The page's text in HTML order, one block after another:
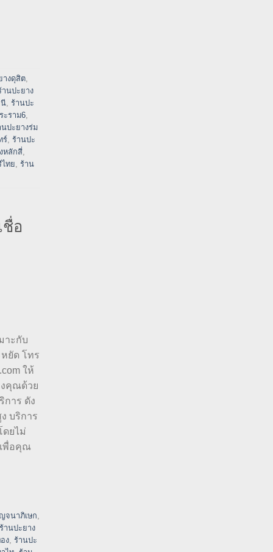
างดุสิต,
านปะยาง
นี, ร้านปะ
ะราม6,
นปะยางร่ม
ร์, ร้านปะ
หลักสี่,
ไทย, ร้าน
อ
าะกับ
ยัด โทร
ให้
งคุณด้วย
การ ดัง
บริการ
ดยไม่
พื่อคุณ
จนาภิเษก,
ร้านปะยาง
ง, ร้านปะ